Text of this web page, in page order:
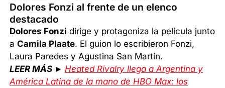
Dolores Fonzi al frente de un elenco
destacado
Dolores Fonzi dirige y protagoniza la película junto
aCamila Plaate. El guion lo escribieron Fonzi,
Laura Paredes y Agustina San Martín.
LEER MÁS ► Heated Rivalry llega a Argentina y
América Latina de la mano de HBO Max: los